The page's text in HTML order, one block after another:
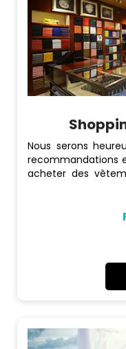
Nous serons
recommandations
acheter des
l'artisanat local
d'art, fleurs
bien d'autres
un chauffeur peut